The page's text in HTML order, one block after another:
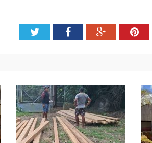
TwitterFacebookGoogle+